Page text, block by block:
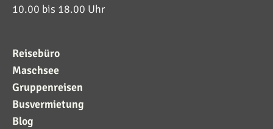
10.00 bis 18.00 Uhr
Reisebüro
Maschsee
Gruppenreisen
Busvermietung
Blog